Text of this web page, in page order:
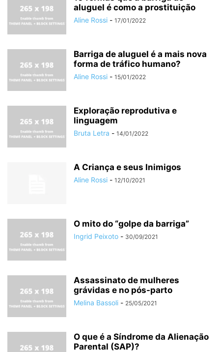
aluguel é como a prostituição
Aline Rossi - 17/01/2022
Barriga de aluguel é a mais nova
forma de tráfico humano?
Aline Rossi - 15/01/2022
Exploração reprodutiva e
linguagem
Bruta Letra - 14/01/2022
A Criança e seus Inimigos
Aline Rossi - 12/10/2021
O mito do “golpe da barriga”
Ingrid Peixoto - 30/09/2021
Assassinato de mulheres
grávidas e no pós-parto
Melina Bassoli - 25/05/2021
O que é a Síndrome da Alienação
Parental (SAP)?